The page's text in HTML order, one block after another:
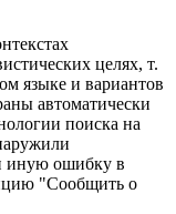
целях, т.
языке и вариантов
автоматически
поиска на
иную ошибку в
"Сообщить о